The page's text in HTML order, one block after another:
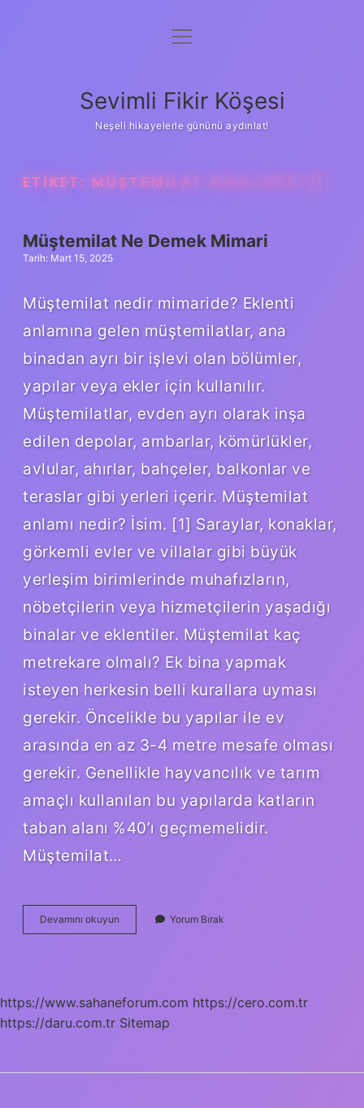
Anasayfa
Yasal Uyarı
menüyü
Sevimli Fikir Köşesi
Neşeli hikayelerle gününü aydınlat!
ETIKET: MÜŞTEMILAT KIRALANIR MI
Müştemilat Ne Demek Mimari
Tarih: Mart 15, 2025
Müştemilat nedir mimaride? Eklenti
anlamına gelen müştemilatlar, ana
binadan ayrı bir işlevi olan bölümler,
yapılar veya ekler için kullanılır.
Müştemilatlar, evden ayrı olarak inşa
edilen depolar, ambarlar, kömürlükler,
avlular, ahırlar, bahçeler, balkonlar ve
teraslar gibi yerleri içerir. Müştemilat
anlamı nedir? İsim. [1] Saraylar, konaklar,
görkemli evler ve villalar gibi büyük
yerleşim birimlerinde muhafızların,
nöbetçilerin veya hizmetçilerin yaşadığı
binalar ve eklentiler. Müştemilat kaç
metrekare olmalı? Ek bina yapmak
isteyen herkesin belli kurallara uyması
gerekir. Öncelikle bu yapılar ile ev
arasında en az 3-4 metre mesafe olması
gerekir. Genellikle hayvancılık ve tarım
amaçlı kullanılan bu yapılarda katların
taban alanı %40’ı geçmemelidir.
Müştemilat…
Devamını okuyun Müştemilat
Ne
Yorum Bırak
https://www.sahaneforum.com https://cero.com.tr
https://daru.com.tr Sitemap